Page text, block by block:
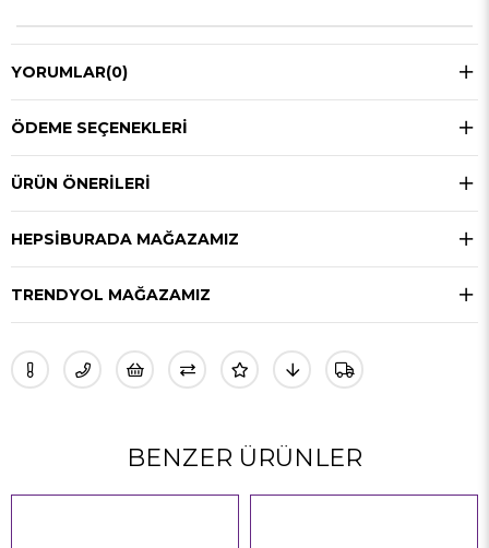
YORUMLAR(0)
ÖDEME SEÇENEKLERI
ÜRÜN ÖNERILERI
HEPSIBURADA MAĞAZAMIZ
TRENDYOL MAĞAZAMIZ
BENZER ÜRÜNLER